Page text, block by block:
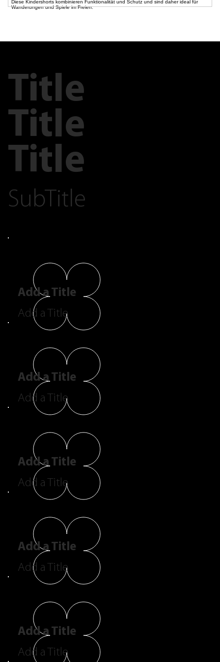
Diese Kindershorts kombinieren Funktionalität und Schutz und sind daher ideal für
Wanderungen und Spiele im Freien.
Title
Title
Title
SubTitle
Add a Title
Add a Title
Add a Title
Add a Title
Add a Title
Add a Title
Add a Title
Add a Title
Add a Title
Add a Title